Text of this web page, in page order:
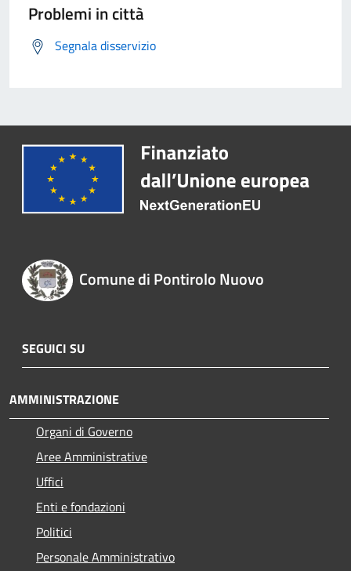
Problemi in città
Segnala disservizio
Comune di Pontirolo Nuovo
SEGUICI SU
AMMINISTRAZIONE
Organi di Governo
Aree Amministrative
Uffici
Enti e fondazioni
Politici
Personale Amministrativo